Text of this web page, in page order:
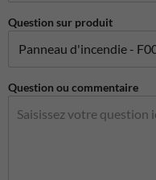
Question sur produit
Question ou commentaire